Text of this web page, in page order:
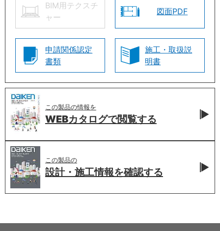
BIM用テクスチ
ャー
図面PDF
申請関係認定
書類
施工・取扱説
明書
この製品の情報を
WEBカタログで閲覧する
この製品の
設計・施工情報を確認する